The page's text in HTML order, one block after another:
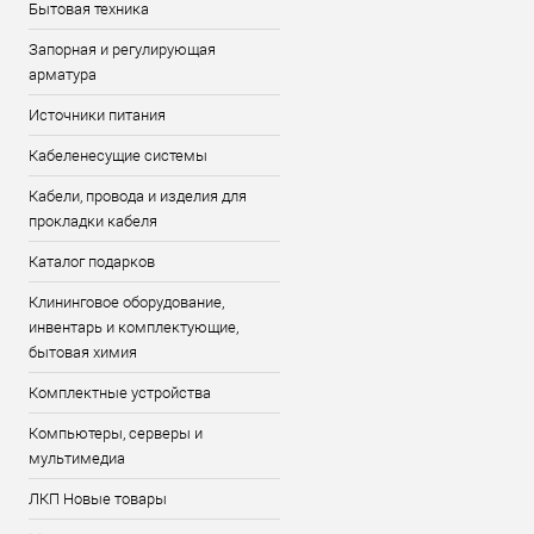
Бытовая техника
Запорная и регулирующая
арматура
Источники питания
Кабеленесущие системы
Кабели, провода и изделия для
прокладки кабеля
Каталог подарков
Клининговое оборудование,
инвентарь и комплектующие,
бытовая химия
Комплектные устройства
Компьютеры, серверы и
мультимедиа
ЛКП Новые товары